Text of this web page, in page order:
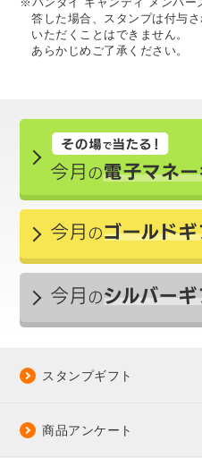
答した場合、スタンプは付与
いただくことはできません。
あらかじめご了承ください。
スタンプギフト
商品アンケート